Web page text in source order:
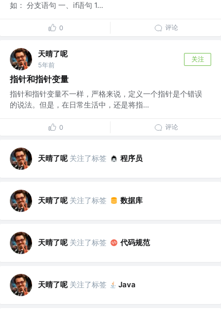
如： 分支语句 一、if语句 1...
0 评论
天晴了呢
5年前
关注
指针和指针变量
指针和指针变量不一样，严格来说，定义一个指针是个错误
的说法。但是，在日常生活中，还是将指...
0 评论
天晴了呢 关注了标签 程序员
天晴了呢 关注了标签 数据库
天晴了呢 关注了标签 代码规范
天晴了呢 关注了标签 Java